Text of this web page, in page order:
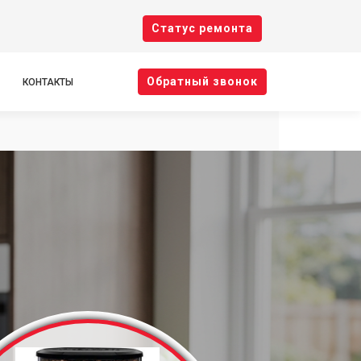
Cтатус ремонта
КОНТАКТЫ Oбратный звонок